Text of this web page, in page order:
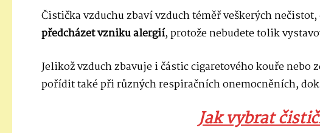
Čistička vzduchu zbaví vzduch téměř veškerých
předcházet vzniku alergií, protože nebudete tolik
Jelikož vzduch zbavuje i částic cigaretového kouře
pořídit také při různých respiračních onemocněních,
Jak vybrat